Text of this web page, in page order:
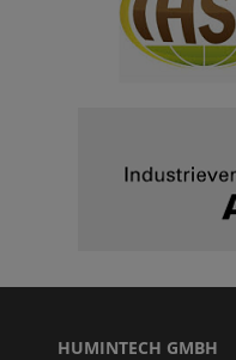
HUMINTECH GMBH